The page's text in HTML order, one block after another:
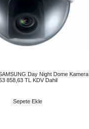
Day Night Dome Kamera
858,63 TL KDV Dahil
Sepete Ekle